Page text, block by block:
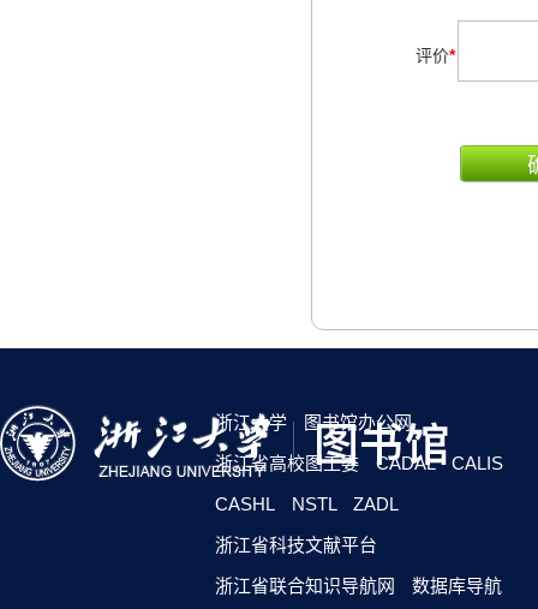
评价*
浙江大学
图书馆办公网
浙江省高校图工委
CADAL
CALIS
CASHL
NSTL
ZADL
浙江省科技文献平台
浙江省联合知识导航网
数据库导航